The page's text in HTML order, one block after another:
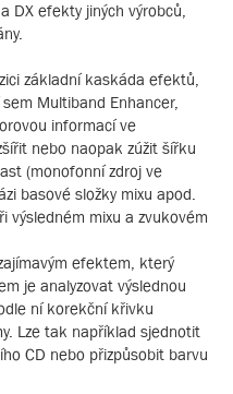
DX efekty jiných výrobců,
základní kaskáda efektů,
Multiband Enhancer,
informací ve
nebo naopak zúžit šířku
(monofonní zdroj ve
basové složky mixu apod.
výsledném mixu a zvukovém
efektem, který
je analyzovat výslednou
ní korekční křivku
Lze tak například sjednotit
CD nebo přizpůsobit barvu